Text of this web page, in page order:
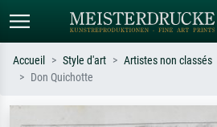
Accueil Style d'art Artistes non classés
Don Quichotte